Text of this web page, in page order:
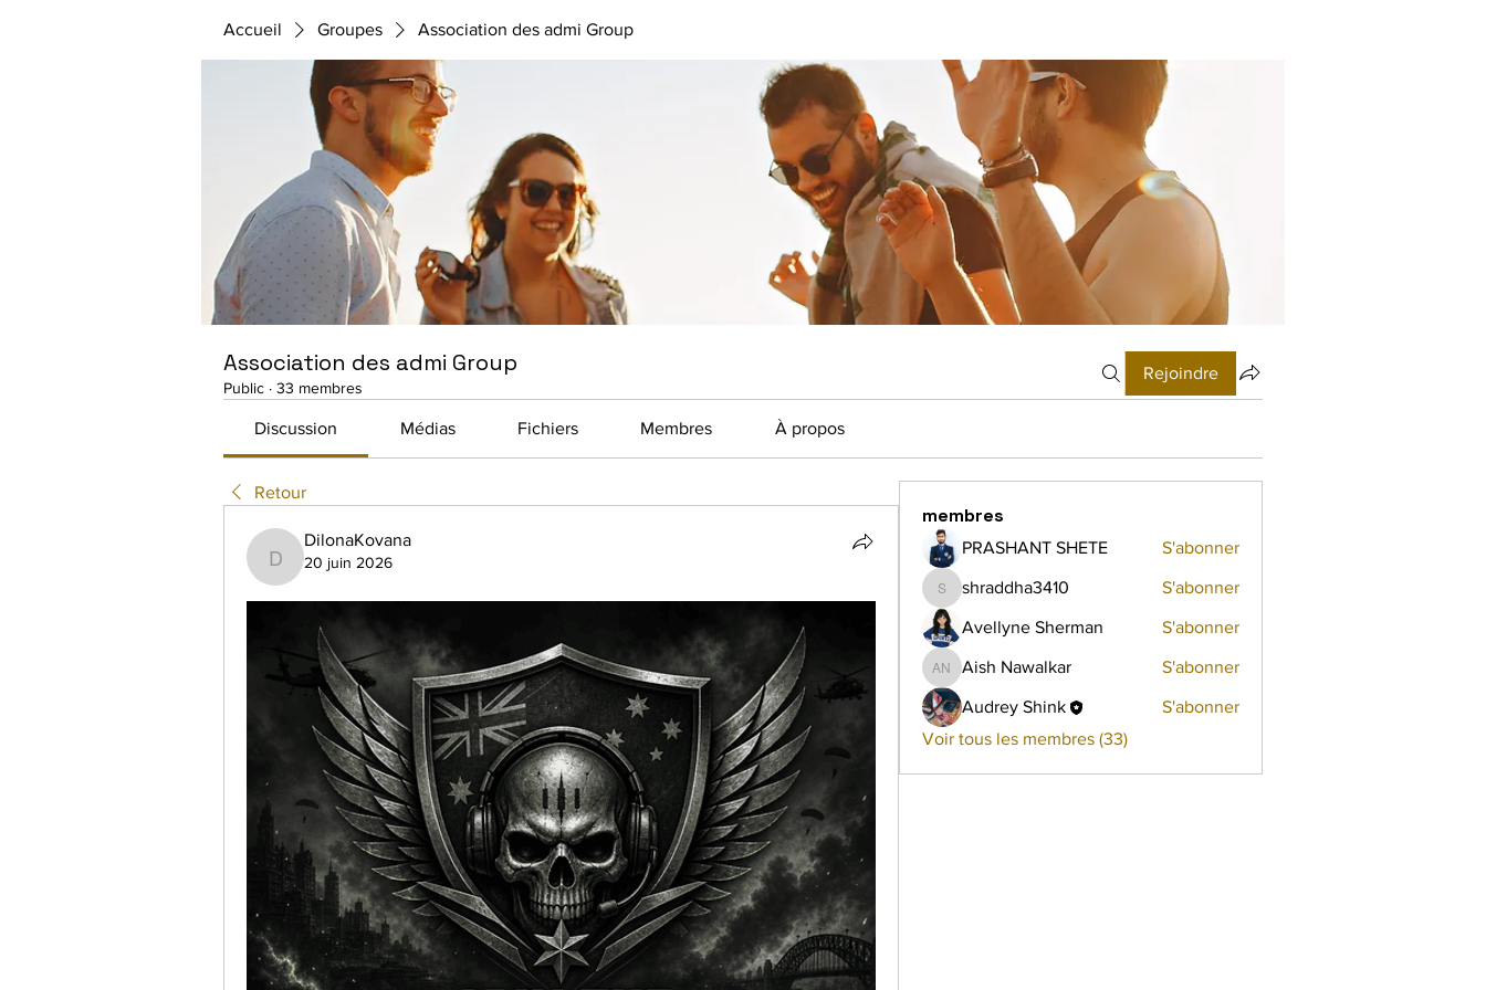
Accueil Groupes Association des admi Group
Association des admi Group
Public · 33 membres
Rejoindre
Discussion Médias Fichiers Membres À propos
Retour
DilonaKovana
DilonaKovana
20 juin 2026
membres
PRASHANT SHETE S'abonner
shraddha3410
shraddha3410 S'abonner
Avellyne Sherman S'abonner
Aish Nawalkar
Aish Nawalkar S'abonner
Audrey Shink
S'abonner
Voir tous les membres (33)